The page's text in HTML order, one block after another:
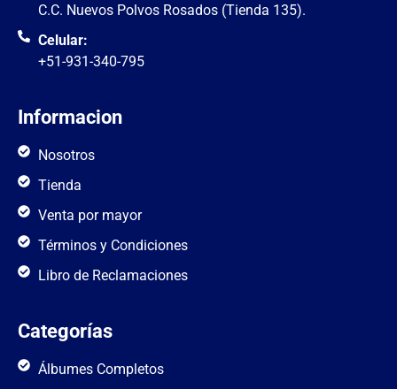
C.C. Nuevos Polvos Rosados (Tienda 135).
Celular:
+51-931-340-795
Informacion
Nosotros
Tienda
Venta por mayor
Términos y Condiciones
Libro de Reclamaciones
Categorías
Álbumes Completos